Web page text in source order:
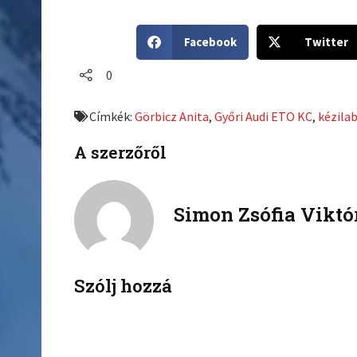
h
o
f
b
Facebook
h
o
t
t
Twitter
0
Címkék:Görbicz Anita,Győri Audi ETO KC,
A szerzőről
Simon Zsófia
Szólj hozzá